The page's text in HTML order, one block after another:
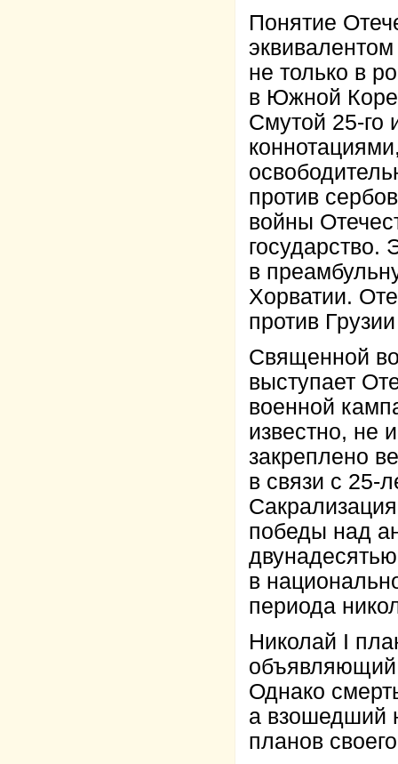
Понятие
не только в
в Южной
Смутой 25-го
против
войны
государство.
в
Хорватии.
против
Священной
выступает
военной
известно, не
закреплено
в связи с 25-
победы над
в
периода
Николай I
объявляющий
Однако
а взошедший
планов